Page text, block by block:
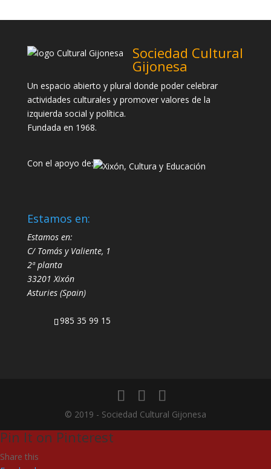
Sociedad Cultural
Gijonesa
Un espacio abierto y plural donde poder celebrar
actividades culturales y promover valores de la
izquierda social y política.
Fundada en 1968.
Con el apoyo de:
Estamos en:
Estamos en:
C/ Tomás y Valiente, 1
2ª planta
33201 Xixón
Asturies (Spain)
985 35 99 15
© 2019 - Sociedad Cultural Gijonesa
Pin It on Pinterest
Share this